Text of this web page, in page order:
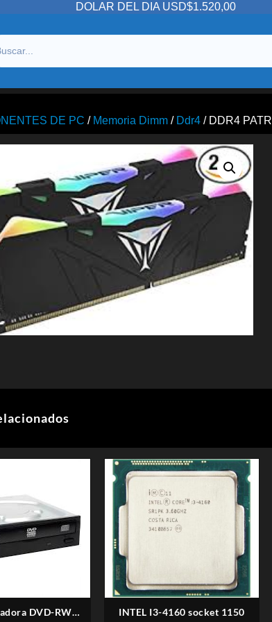
DOLAR DEL DIA USD$1.520,00
DE PC / Memoria Dimm / Ddr4 / DDR4
DVD-RW
INTEL I3-4160 socket 1150